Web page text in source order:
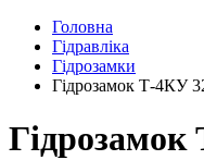
Головна
Гідравліка
Гідрозамки
Гідрозамок Т-4КУ